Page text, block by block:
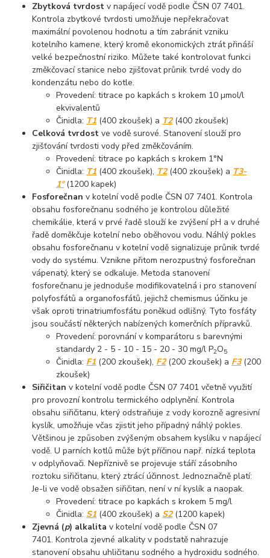
Zbytková tvrdost v napájecí vodě podle ČSN 07 7401.
Kontrola zbytkové tvrdosti umožňuje nepřekračovat
maximální povolenou hodnotu a tím zabránit vzniku
kotelního kamene, který kromě ekonomických ztrát přináší
velké bezpečnostní riziko. Můžete také kontrolovat funkci
změkčovací stanice nebo zjišťovat průnik tvrdé vody do
kondenzátu nebo do kotle.
Provedení: titrace po kapkách s krokem 10 µmol/l
ekvivalentů
Činidla: T1 (400 zkoušek) a T2(400 zkoušek)
Celková tvrdost ve vodě surové. Stanovení slouží pro
zjišťování tvrdosti vody před změkčováním.
Provedení: titrace po kapkách s krokem 1°N
Činidla: T1 (400 zkoušek), T2(400 zkoušek) a T3-
1°(1200 kapek)
Fosforečnan v kotelní vodě podle ČSN 07 7401. Kontrola
obsahu fosforečnanu sodného je kontrolou důležité
chemikálie, která v prvé řadě slouží ke zvýšení pH a v druhé
řadě doměkčuje kotelní nebo oběhovou vodu. Náhlý pokles
obsahu fosforečnanu v kotelní vodě signalizuje průnik tvrdé
vody do systému. Vznikne přitom nerozpustný fosforečnan
vápenatý, který se odkaluje. Metoda stanovení
fosforečnanu je jednoduše modifikovatelná i pro stanovení
polyfosfátů a organofosfátů, jejichž chemismus účinku je
však oproti trinatriumfosfátu poněkud odlišný. Tyto fosfáty
jsou součástí některých nabízených komerčních přípravků.
Provedení: porovnání v komparátoru s barevnými
standardy 2 - 5 - 10 - 15 - 20 - 30 mg/l P2O5
Činidla: F1 (200 zkoušek), F2(200 zkoušek) a F3(200
zkoušek)
Siřičitan v kotelní vodě podle ČSN 07 7401 včetně využití
pro provozní kontrolu termického odplynění. Kontrola
obsahu siřičitanu, který odstraňuje z vody korozně agresivní
kyslík, umožňuje včas zjistit jeho případný náhlý pokles.
Většinou je způsoben zvýšeným obsahem kyslíku v napájecí
vodě. U parních kotlů může být příčinou např. nízká teplota
v odplyňovači. Nepříznivě se projevuje stáří zásobního
roztoku siřičitanu, který ztrácí účinnost. Jednoznačně platí:
Je-li ve vodě obsažen siřičitan, není v ní kyslík a naopak.
Provedení: titrace po kapkách s krokem 5 mg/l
Činidla: S1 (400 zkoušek) a S2 (1200 kapek)
Zjevná (p) alkalita v kotelní vodě podle ČSN 07
7401. Kontrola zjevné alkality v podstatě nahrazuje
stanovení obsahu uhličitanu sodného a hydroxidu sodného.